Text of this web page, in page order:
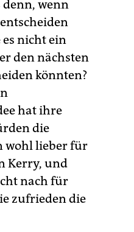
denn, wenn
nicht ein
den nächsten
könnten?
hat ihre
die
wohl lieber für
Kerry, und
nach für
zufrieden die